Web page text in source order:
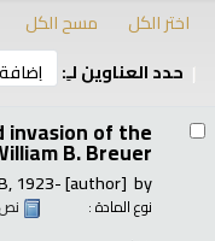
اختر الكل
مسح الكل
حدد العناوين لـِ:
invasion of the
B. Breuer.
by
, 1923-[author]
نوع المادة : نص